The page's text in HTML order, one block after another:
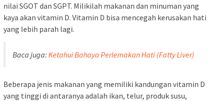
nilai SGOT dan SGPT. Milikilah makanan dan minuman yang
kaya akan vitamin D. Vitamin D bisa mencegah kerusakan hati
yang lebih parah lagi.
Baca juga: Ketahui Bahaya Perlemakan Hati (Fatty Liver)
Beberapa jenis makanan yang memiliki kandungan vitamin D
yang tinggi di antaranya adalah ikan, telur, produk susu,